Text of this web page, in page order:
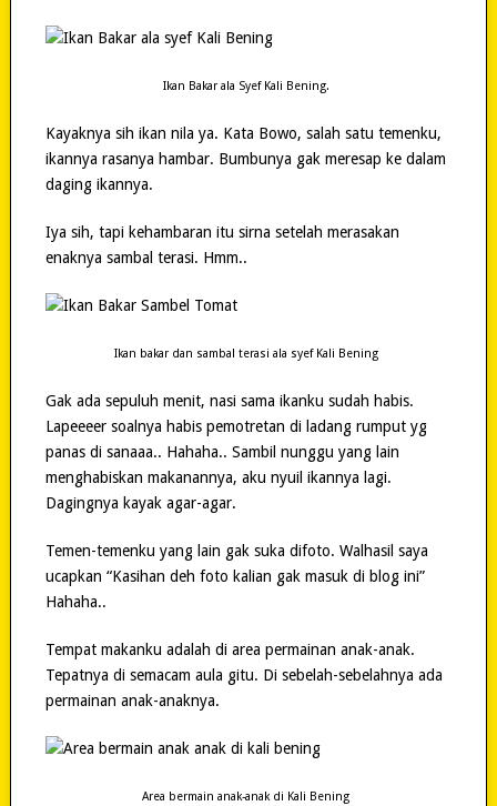
Ikan Bakar ala Syef Kali Bening.
Kayaknya sih ikan nila ya. Kata Bowo, salah satu temenku,
ikannya rasanya hambar. Bumbunya gak meresap ke dalam
daging ikannya.
Iya sih, tapi kehambaran itu sirna setelah merasakan
enaknya sambal terasi. Hmm..
Ikan bakar dan sambal terasi ala syef Kali Bening
Gak ada sepuluh menit, nasi sama ikanku sudah habis.
Lapeeeer soalnya habis pemotretan di ladang rumput yg
panas di sanaaa.. Hahaha.. Sambil nunggu yang lain
menghabiskan makanannya, aku nyuil ikannya lagi.
Dagingnya kayak agar-agar.
Temen-temenku yang lain gak suka difoto. Walhasil saya
ucapkan “Kasihan deh foto kalian gak masuk di blog ini”
Hahaha..
Tempat makanku adalah di area permainan anak-anak.
Tepatnya di semacam aula gitu. Di sebelah-sebelahnya ada
permainan anak-anaknya.
Area bermain anak-anak di Kali Bening